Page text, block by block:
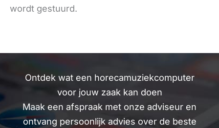
wordt gestuurd.
Ontdek wat een horecamuziekcomputer
voor jouw zaak kan doen
Maak een afspraak met onze adviseur en
ontvang persoonlijk advies over de beste